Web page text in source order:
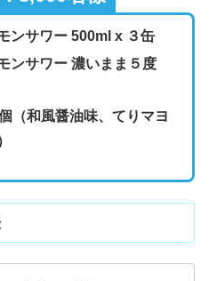
ンサワー 500ml x ３缶
ンサワー 濃いまま５度
（和風醤油味、てりマヨ